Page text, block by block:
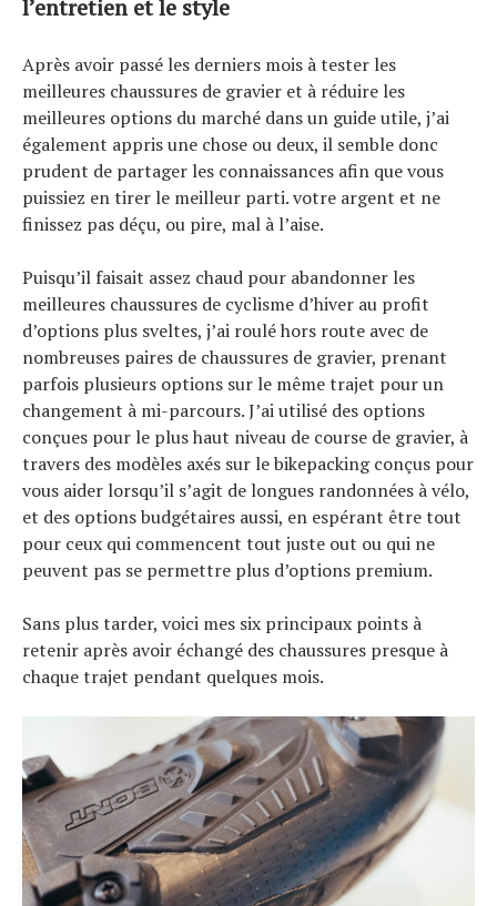
l’entretien et le style
Après avoir passé les derniers mois à tester les
meilleures chaussures de gravier et à réduire les
meilleures options du marché dans un guide utile, j’ai
également appris une chose ou deux, il semble donc
prudent de partager les connaissances afin que vous
puissiez en tirer le meilleur parti. votre argent et ne
finissez pas déçu, ou pire, mal à l’aise.
Puisqu’il faisait assez chaud pour abandonner les
meilleures chaussures de cyclisme d’hiver au profit
d’options plus sveltes, j’ai roulé hors route avec de
nombreuses paires de chaussures de gravier, prenant
parfois plusieurs options sur le même trajet pour un
changement à mi-parcours. J’ai utilisé des options
conçues pour le plus haut niveau de course de gravier, à
travers des modèles axés sur le bikepacking conçus pour
vous aider lorsqu’il s’agit de longues randonnées à vélo,
et des options budgétaires aussi, en espérant être tout
pour ceux qui commencent tout juste out ou qui ne
peuvent pas se permettre plus d’options premium.
Sans plus tarder, voici mes six principaux points à
retenir après avoir échangé des chaussures presque à
chaque trajet pendant quelques mois.